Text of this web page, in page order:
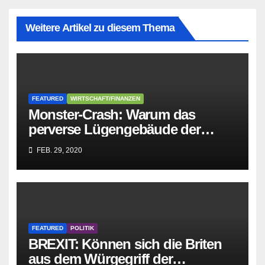
Weitere Artikel zu diesem Thema
FEATURED WIRTSCHAFT/FINANZEN
Monster-Crash: Warum das
perverse Lügengebäude der
Sozialisten in sich
zusammenbricht!
FEB. 29, 2020
FEATURED POLITIK
BREXIT: Können sich die Briten
aus dem Würgegriff der